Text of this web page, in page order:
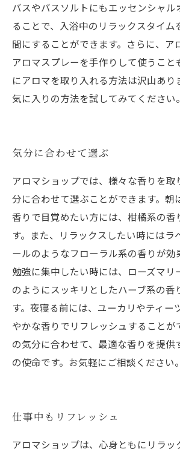
バスやバスソルトにもエッセンシャル
ることで、入浴中のリラックスタイム
間にすることができます。さらに、ア
アロマスプレーを手作りして使うこと
にアロマを取り入れる方法は沢山あり
気に入りの方法を試してみてください。
気分に合わせて選ぶ
アロマショップでは、様々な香りを取
分に合わせて選ぶことができます。朝
香りで目覚めたい方には、柑橘系の香
す。また、リラックスしたい時にはラ
ールのようなフローラル系の香りが効
勉強に集中したい時には、ローズマリ
のようにスッキリとしたハーブ系の香
す。夜寝る前には、ユーカリやティー
やかな香りでリフレッシュすることが
の気分に合わせて、最適な香りを提供
の使命です。お気軽にご相談ください。
仕事中もリフレッシュ
アロマショップは、心身ともにリラッ